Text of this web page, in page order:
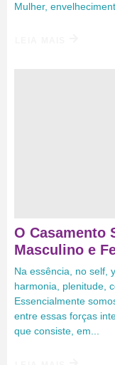
Mulher,
O Casamento
Masculino e
Na essência, no self,
harmonia, plenitude,
Essencialmente
entre essas forças
que consiste, em...